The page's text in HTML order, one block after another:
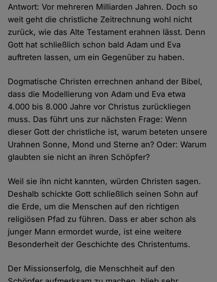
Antwort: Vor mehreren Milliarden Jahren. Doch so
weit geht die christliche Zeitrechnung wohl nicht
zurück, wie das Alte Testament erahnen lässt. Denn
Gott hat schließlich schon bald Adam und Eva
auftreten lassen, um ein Gegenüber zu haben.
Dogmatische Christen errechnen anhand der Bibel,
dass die Modellierung von Adam und Eva etwa
4.000 bis 8.000 Jahre vor Christus zurückliegen
muss. Das führt uns zur nächsten Frage: Wenn
dieser Gott der christliche ist, warum beteten unsere
Urahnen Sonne, Mond und Sterne an? Oder: Warum
glaubten sie nicht an ihren Schöpfer?
Weil sie ihn nicht kannten, würden Christen sagen.
Deshalb schickte Gott schließlich seinen Sohn auf
die Erde, um die Menschen auf den richtigen
religiösen Pfad zu führen. Dass er aber schon als
junger Mann ermordet wurde, ist eine weitere
Besonderheit der Geschichte des Christentums.
Der Missionserfolg, die Menschheit auf den